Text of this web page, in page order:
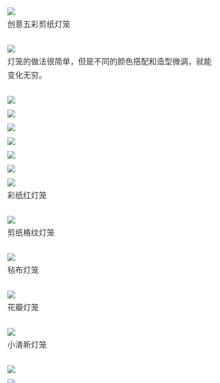
创意五彩剪纸灯笼
灯笼的做法很简单，但是不同的颜色搭配和造型微调，就能
变化无穷。
彩纸红灯笼
剪纸格纹灯笼
毡布灯笼
花瓣灯笼
小清新灯笼